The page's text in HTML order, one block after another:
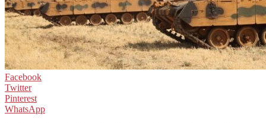
Facebook
Twitter
Pinterest
WhatsApp